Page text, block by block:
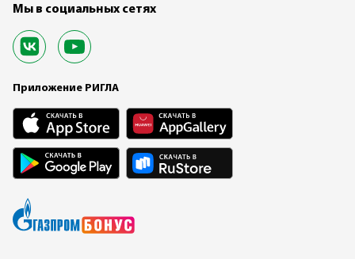
Мы в социальных сетях
Приложение РИГЛА